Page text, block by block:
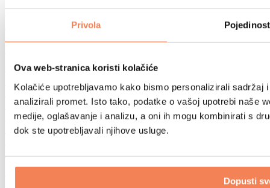
Privola
Ova web-stranica koristi kolačiće
Kolačiće upotrebljavamo kako bismo personalizirali sadržaj
analizirali promet. Isto tako, podatke o vašoj upotrebi naše
medije, oglašavanje i analizu, a oni ih mogu kombinirati s
dok ste upotrebljavali njihove usluge.
Dopusti
Torbe i ruksaci
Torbe za hranu i dodaci
Oprema prema aktivnosti
Trčanje
Borilački sportovi
Biciklizam
Joga i pilates
Terapija hladnom vodom
Planinarenje